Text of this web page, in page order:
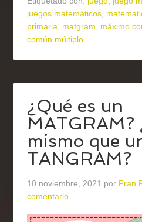
juegos matemáticos,
primaria, matgram, máximo
común múltiplo
¿Qué es un
MATGRAM?
mismo que
TANGRAM?
10 noviembre, 2021 por Fran
comentario